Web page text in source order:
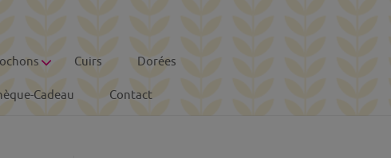
Cuirs Dorées
Cadeau Contact